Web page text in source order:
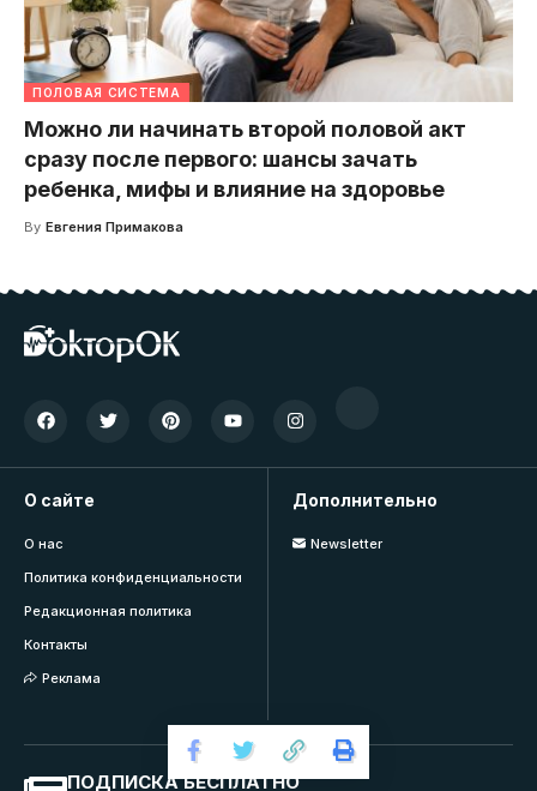
ПОЛОВАЯ СИСТЕМА
Можно ли начинать второй половой акт
сразу после первого: шансы зачать
ребенка, мифы и влияние на здоровье
By Евгения Примакова
О сайте
О нас
Политика конфиденциальности
Редакционная политика
Контакты
Реклама
Дополнительно
Newsletter
ПОДПИСКА БЕСПЛАТНО